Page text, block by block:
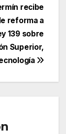
recibe
reforma a
139 sobre
Superior,